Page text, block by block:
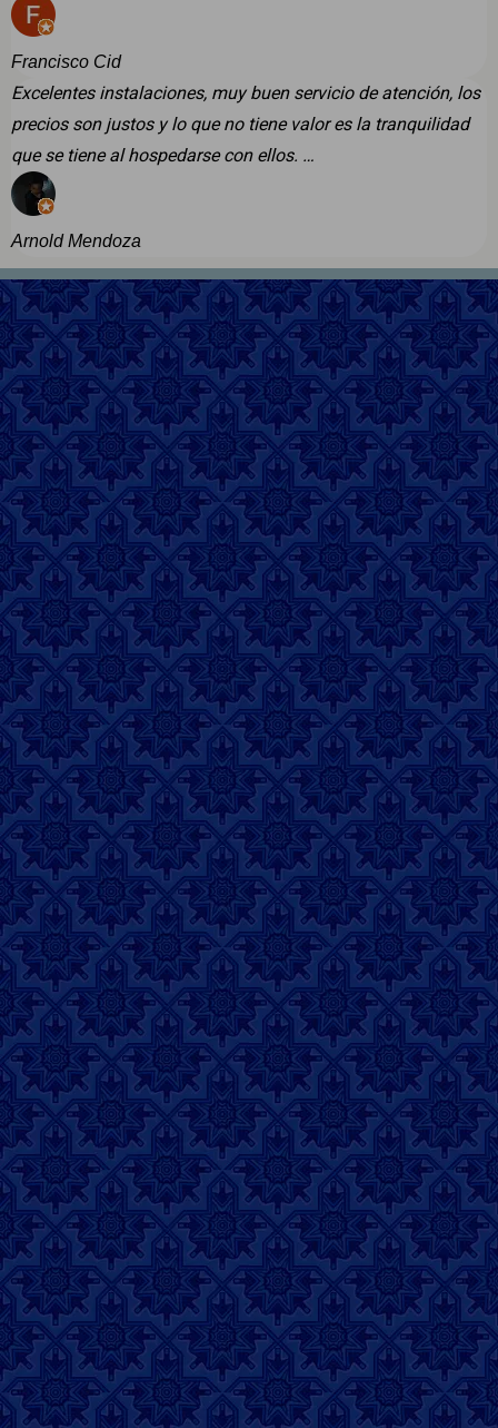
Francisco Cid
Excelentes instalaciones, muy buen servicio de atención, los
precios son justos y lo que no tiene valor es la tranquilidad
que se tiene al hospedarse con ellos. …
Arnold Mendoza